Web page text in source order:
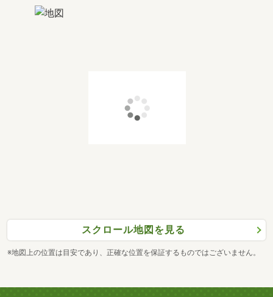
スクロール地図を見る
※地図上の位置は目安であり、正確な位置を保証するものではございません。